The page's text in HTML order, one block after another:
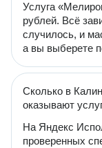
Услуга
рублей. Всё
случилось, и
а вы выберете
Сколько в
оказывают
На Яндекс
проверенных